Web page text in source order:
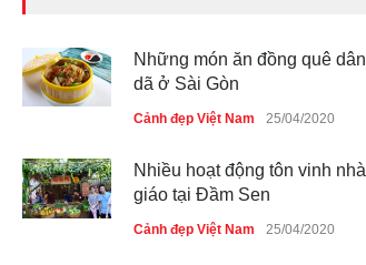
Những món ăn đồng quê dân
dã ở Sài Gòn
Cảnh đẹp Việt Nam 25/04/2020
Nhiều hoạt động tôn vinh nhà
giáo tại Đầm Sen
Cảnh đẹp Việt Nam 25/04/2020